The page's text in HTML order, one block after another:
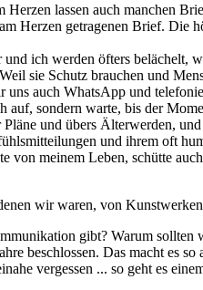
lassen auch manchen
Herzen getragenen Brief. Die
ich werden öfters belächelt,
sie Schutz brauchen und
auch WhatsApp und
sondern warte, bis der
und übers Älterwerden,
und ihrem oft
meinem Leben, schütte
wir waren, von
gibt? Warum sollten
beschlossen. Das macht es
vergessen ... so geht es